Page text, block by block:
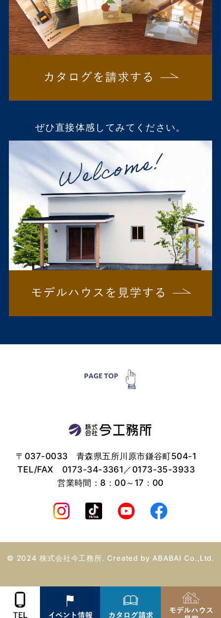
ぜひ直接体感してみてください。
〒037-0033 青森県五所川原市鎌谷町504-1
TEL/FAX 0173-34-3361 ／0173-35-3933
営業時間：8：00～17：00
© 2024 株式会社今工務所. Created by ABABAI Co.,Ltd.